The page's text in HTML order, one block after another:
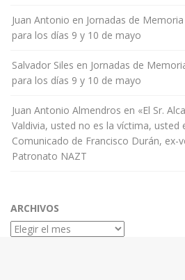
Juan Antonio en Jornadas de
para los días 9 y 10 de mayo
Salvador Siles en Jornadas de
para los días 9 y 10 de mayo
Juan Antonio Almendros en «El Sr.
Valdivia, usted no es la víctima, usted
Comunicado de Francisco Durán, ex-
Patronato NAZT
ARCHIVOS
Archivos